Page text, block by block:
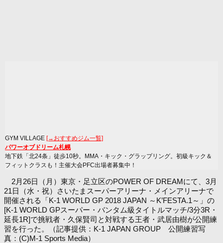
GYM VILLAGE [→おすすめジム一覧]
パワーオブドリーム札幌
地下鉄「北24条」徒歩10秒。MMA・キック・グラップリング。初級キック＆
フィットクラスも！主催大会PFC出場者募集中！
2月26日（月）東京・足立区のPOWER OF DREAMにて、3月
21日（水・祝）さいたまスーパーアリーナ・メインアリーナで
開催される「K-1 WORLD GP 2018 JAPAN ～K’FESTA.1～」の
[K-1 WORLD GPスーパー・バンタム級タイトルマッチ/3分3R・
延長1R]で挑戦者・久保賢司と対戦する王者・武居由樹が公開練
習を行った。（記事提供：K-1 JAPAN GROUP 公開練習写
真：(C)M-1 Sports Media）